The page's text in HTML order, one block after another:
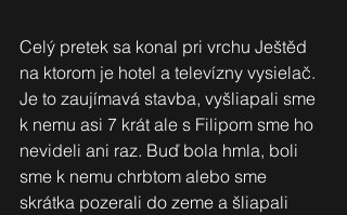
Celý pretek sa konal pri vrchu Ještěd
na ktorom je hotel a televízny vysielač.
Je to zaujímavá stavba, vyšliapali sme
k nemu asi 7 krát ale s Filipom sme ho
nevideli ani raz. Buď bola hmla, boli
sme k nemu chrbtom alebo sme
skrátka pozerali do zeme a šliapali